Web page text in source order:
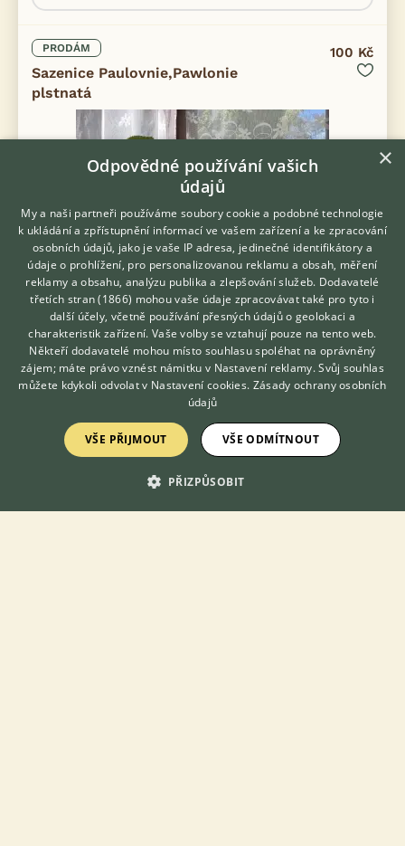
PRODÁM
Sazenice Paulovnie,Pawlonie
plstnatá
100 Kč
sazenice cca 30 cm,cca 20 kusů,kus 100 kč
12.6.2026 09:37
Vratimov, okr. Ostrava-město
v.pituch... 116×
Hledáte zvířecího kamaráda?
Zdarma vám poradí
VETERINÁŘ ONLINE
KONZULTOVAT S
VETERINÁŘEM
×
Odpovědné používání vašich
údajů
My a naši partneři používáme soubory cookie a podobné technologie
k ukládání a zpřístupnění informací ve vašem zařízení a ke zpracování
osobních údajů, jako je vaše IP adresa, jedinečné identifikátory a
údaje o prohlížení, pro personalizovanou reklamu a obsah, měření
reklamy a obsahu, analýzu publika a zlepšování služeb. Dodavatelé
třetích stran (1866) mohou vaše údaje zpracovávat také pro tyto i
další účely, včetně používání přesných údajů o geolokaci a
charakteristik zařízení. Vaše volby se vztahují pouze na tento web.
Někteří dodavatelé mohou místo souhlasu spoléhat na oprávněný
zájem; máte právo vznést námitku v Nastavení reklamy. Svůj souhlas
můžete kdykoli odvolat v Nastavení cookies. Zásady ochrany osobních
údajů
VŠE PŘIJMOUT VŠE ODMÍTNOUT
PŘIZPŮSOBIT